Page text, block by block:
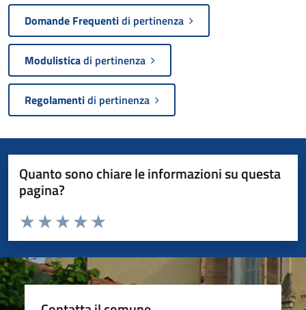
Domande Frequentidi pertinenza
Modulisticadi pertinenza
Regolamentidi pertinenza
Quanto sono chiare le informazioni su questa
pagina?
Valuta da 1 a 5 stelle la pagina
Valuta 5 stelle su 5
Valuta 4 stelle su 5
Valuta 3 stelle su 5
Valuta 2 stelle su 5
Valuta 1 stelle su 5